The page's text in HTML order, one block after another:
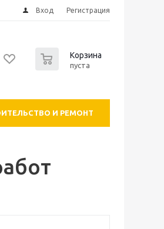
Вход Регистрация
Корзина
пуста
И РЕМОНТ